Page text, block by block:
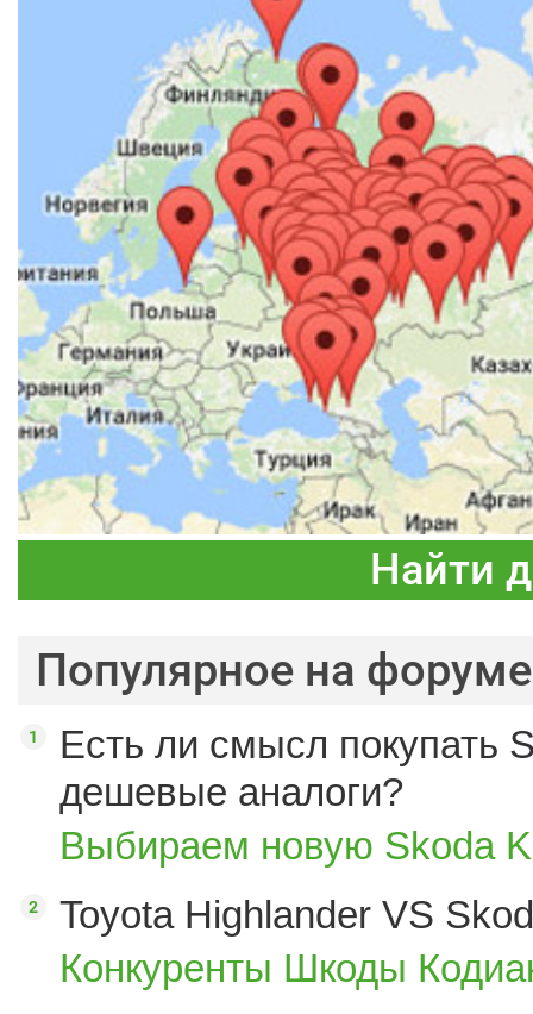
Найти
Популярное на форуме
Есть ли смысл покупать
дешевые аналоги?
Выбираем новую Skoda
Toyota Highlander VS
Конкуренты Шкоды